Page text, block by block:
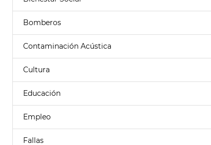
Bomberos
Contaminación Acústica
Cultura
Educación
Empleo
Fallas